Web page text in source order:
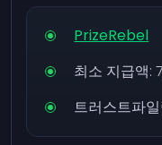
PrizeRebel
최소 지급액:
트러스트파